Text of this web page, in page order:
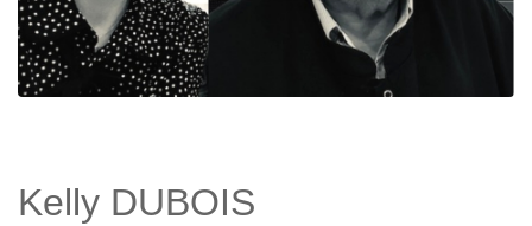
Kelly DUBOIS